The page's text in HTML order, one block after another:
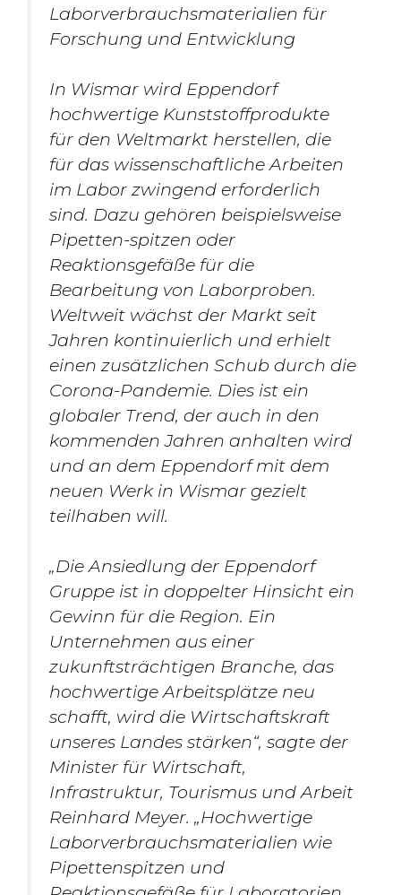
Laborverbrauchsmaterialien für
Forschung und Entwicklung
In Wismar wird Eppendorf
hochwertige Kunststoffprodukte
für den Weltmarkt herstellen, die
für das wissenschaftliche Arbeiten
im Labor zwingend erforderlich
sind. Dazu gehören beispielsweise
Pipetten-spitzen oder
Reaktionsgefäße für die
Bearbeitung von Laborproben.
Weltweit wächst der Markt seit
Jahren kontinuierlich und erhielt
einen zusätzlichen Schub durch die
Corona-Pandemie. Dies ist ein
globaler Trend, der auch in den
kommenden Jahren anhalten wird
und an dem Eppendorf mit dem
neuen Werk in Wismar gezielt
teilhaben will.
„Die Ansiedlung der Eppendorf
Gruppe ist in doppelter Hinsicht ein
Gewinn für die Region. Ein
Unternehmen aus einer
zukunftsträchtigen Branche, das
hochwertige Arbeitsplätze neu
schafft, wird die Wirtschaftskraft
unseres Landes stärken“, sagte der
Minister für Wirtschaft,
Infrastruktur, Tourismus und Arbeit
Reinhard Meyer. „Hochwertige
Laborverbrauchsmaterialien wie
Pipettenspitzen und